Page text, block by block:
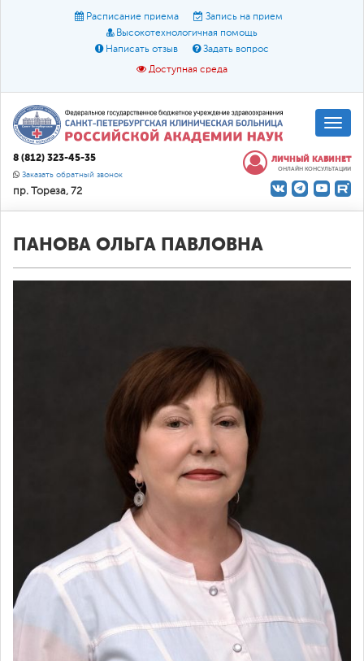
Расписание приема
Запись на прием
Высокотехнологичная помощь
Написать отзыв
Задать вопрос
Доступная среда
Размер шрифта: A A A
Цвет:
О доступной среде
8 (812) 323-45-35
Заказать обратный звонок
пр. Тореза, 72
ЛИЧНЫЙ КАБИНЕТ
ОНЛАЙН КОНСУЛЬТАЦИИ
ПАНОВА ОЛЬГА ПАВЛОВНА